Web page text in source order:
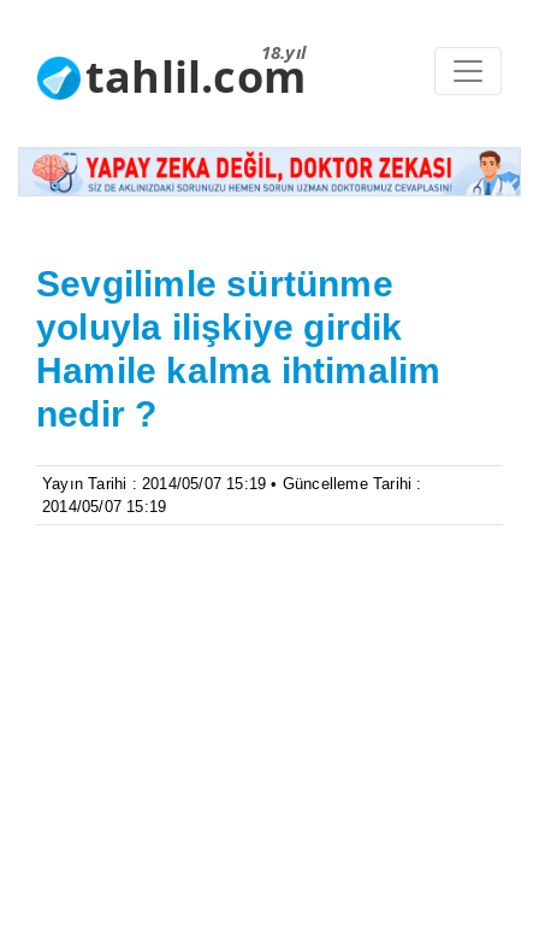
18.yıl
tahlil.com
Sevgilimle sürtünme
yoluyla ilişkiye girdik
Hamile kalma ihtimalim
nedir ?
Yayın Tarihi : 2014/05/07 15:19 • Güncelleme Tarihi :
2014/05/07 15:19